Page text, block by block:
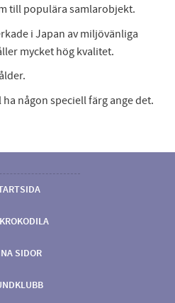
till populära samlarobjekt.
i Japan av miljövänliga
mycket hög kvalitet.
någon speciell färg ange det.
SIDOR